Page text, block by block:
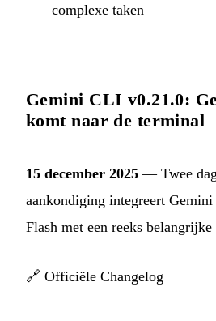
complexe taken
Gemini CLI v0.21.0:
komt naar de terminal
15 december 2025 — Twee
aankondiging integreert
Flash met een reeks
🔗 Officiële Changelog